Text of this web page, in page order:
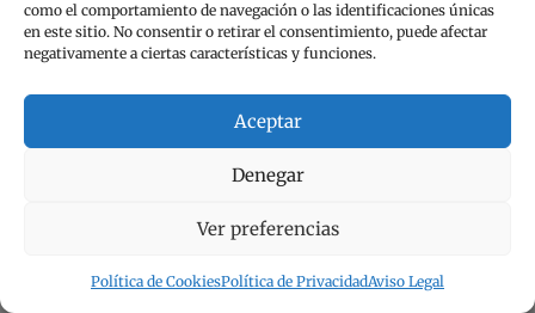
como el comportamiento de navegación o las identificaciones únicas
en este sitio. No consentir o retirar el consentimiento, puede afectar
negativamente a ciertas características y funciones.
Aceptar
Denegar
Ver preferencias
Política de CookiesPolítica de PrivacidadAviso Legal
campos obligatorios están marcados con*